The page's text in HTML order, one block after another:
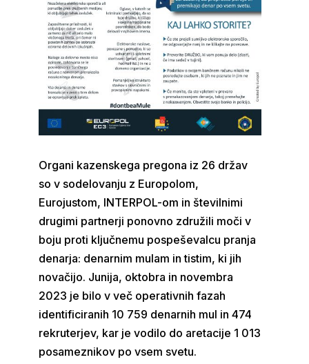
Organi kazenskega pregona iz 26 držav
so v sodelovanju z Europolom,
Eurojustom, INTERPOL-om in številnimi
drugimi partnerji ponovno združili moči v
boju proti ključnemu pospeševalcu pranja
denarja: denarnim mulam in tistim, ki jih
novačijo. Junija, oktobra in novembra
2023 je bilo v več operativnih fazah
identificiranih 10 759 denarnih mul in 474
rekruterjev, kar je vodilo do aretacije 1 013
posameznikov po vsem svetu.